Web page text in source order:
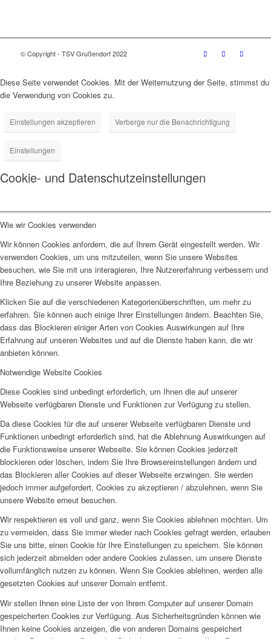
© Copyright - TSV Grußendorf 2022
Diese Seite verwendet Cookies. Mit der Weiternutzung der Seite, stimmst du
die Verwendung von Cookies zu.
Einstellungen akzeptieren Verberge nur die Benachrichtigung
Einstellungen
Cookie- und Datenschutzeinstellungen
Wie wir Cookies verwenden
Wir können Cookies anfordern, die auf Ihrem Gerät eingestellt werden. Wir
verwenden Cookies, um uns mitzuteilen, wenn Sie unsere Websites
besuchen, wie Sie mit uns interagieren, Ihre Nutzererfahrung verbessern und
Ihre Beziehung zu unserer Website anpassen.
Klicken Sie auf die verschiedenen Kategorienüberschriften, um mehr zu
erfahren. Sie können auch einige Ihrer Einstellungen ändern. Beachten Sie,
dass das Blockieren einiger Arten von Cookies Auswirkungen auf Ihre
Erfahrung auf unseren Websites und auf die Dienste haben kann, die wir
anbieten können.
Notwendige Website Cookies
Diese Cookies sind unbedingt erforderlich, um Ihnen die auf unserer
Webseite verfügbaren Dienste und Funktionen zur Verfügung zu stellen.
Da diese Cookies für die auf unserer Webseite verfügbaren Dienste und
Funktionen unbedingt erforderlich sind, hat die Ablehnung Auswirkungen auf
die Funktionsweise unserer Webseite. Sie können Cookies jederzeit
blockieren oder löschen, indem Sie Ihre Browsereinstellungen ändern und
das Blockieren aller Cookies auf dieser Webseite erzwingen. Sie werden
jedoch immer aufgefordert, Cookies zu akzeptieren / abzulehnen, wenn Sie
unsere Website erneut besuchen.
Wir respektieren es voll und ganz, wenn Sie Cookies ablehnen möchten. Um
zu vermeiden, dass Sie immer wieder nach Cookies gefragt werden, erlauben
Sie uns bitte, einen Cookie für Ihre Einstellungen zu speichern. Sie können
sich jederzeit abmelden oder andere Cookies zulassen, um unsere Dienste
vollumfänglich nutzen zu können. Wenn Sie Cookies ablehnen, werden alle
gesetzten Cookies auf unserer Domain entfernt.
Wir stellen Ihnen eine Liste der von Ihrem Computer auf unserer Domain
gespeicherten Cookies zur Verfügung. Aus Sicherheitsgründen können wie
Ihnen keine Cookies anzeigen, die von anderen Domains gespeichert